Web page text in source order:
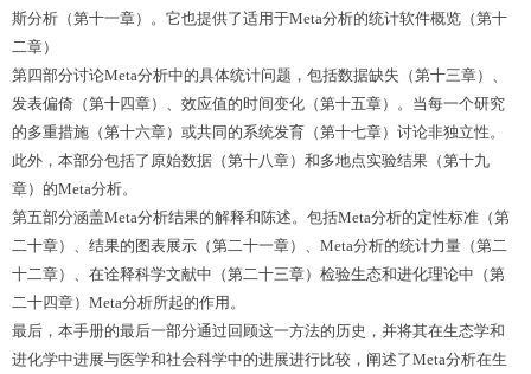
斯分析（第十一章）。它也提供了适用于Meta分析的统计软件概览（第十
二章）
第四部分讨论Meta分析中的具体统计问题，包括数据缺失（第十三章）、
发表偏倚（第十四章）、效应值的时间变化（第十五章）。当每一个研究
的多重措施（第十六章）或共同的系统发育（第十七章） 讨论非独立性。
此外，本部分包括了原始数据（第十八章）和多地点实验结果（第十九
章）的Meta分析。
第五部分涵盖Meta分析结果的解释和陈述。包括Meta分析的定性标准（第
二十章）、结果的图表展示（第二十一章）、Meta分析的统计力量（第二
十二章）、在诠释科学文献中（第二十三章）检验生态和进化理论中（第
二十四章）Meta分析所起的作用。
最后，本手册的最后一部分通过回顾这一方法的历史，并将其在生态学和
进化学中进展与医学和社会科学中的进展进行比较，阐述了Meta分析在生